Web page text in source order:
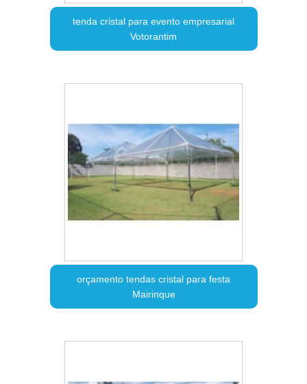
tenda cristal para evento empresarial
Votorantim
orçamento tendas cristal para festa
Mairinque